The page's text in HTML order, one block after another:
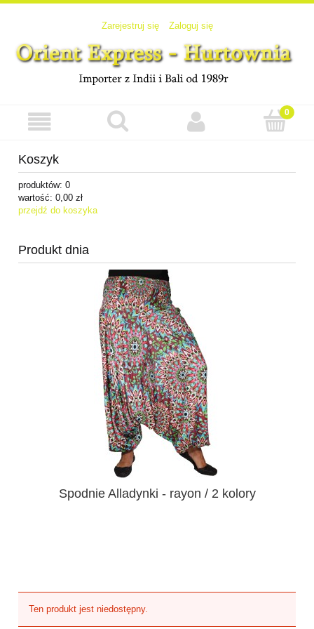
Zarejestruj się Zaloguj się
Koszyk
produktów: 0
wartość: 0,00 zł
przejdź do koszyka
Produkt dnia
Spodnie Alladynki - rayon / 2 kolory
Ten produkt jest niedostępny.